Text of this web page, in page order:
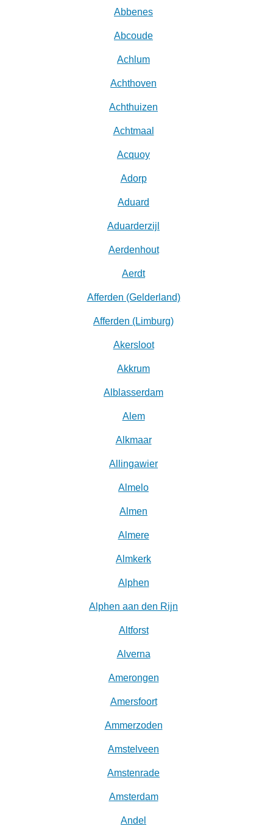
Abbenes
Abcoude
Achlum
Achthoven
Achthuizen
Achtmaal
Acquoy
Adorp
Aduard
Aduarderzijl
Aerdenhout
Aerdt
Afferden (Gelderland)
Afferden (Limburg)
Akersloot
Akkrum
Alblasserdam
Alem
Alkmaar
Allingawier
Almelo
Almen
Almere
Almkerk
Alphen
Alphen aan den Rijn
Altforst
Alverna
Amerongen
Amersfoort
Ammerzoden
Amstelveen
Amstenrade
Amsterdam
Andel